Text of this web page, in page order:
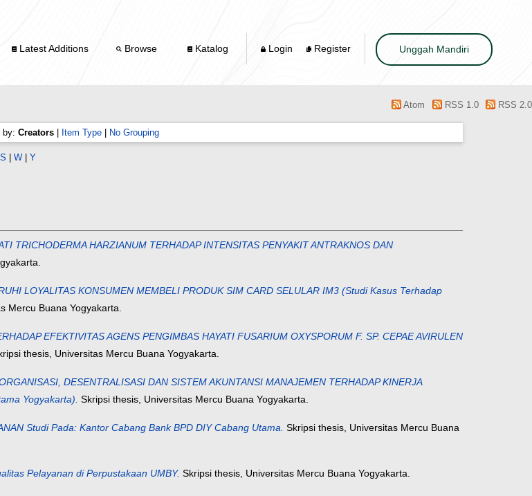
Latest Additions Browse Katalog Login Register Unggah Mandiri
Atom RSS 1.0 RSS 2.0
by: Creators| Item Type| No Grouping
S W Y
TRICHODERMA HARZIANUM TERHADAP INTENSITAS PENYAKIT ANTRAKNOS DAN
LOYALITAS KONSUMEN MEMBELI PRODUK SIM CARD SELULAR IM3 (Studi Kasus Terhadap
Mercu Buana Yogyakarta.
EFEKTIVITAS AGENS PENGIMBAS HAYATI FUSARIUM OXYSPORUM F. SP. CEPAE AVIRULEN
thesis, Universitas Mercu Buana Yogyakarta.
DESENTRALISASI DAN SISTEM AKUNTANSI MANAJEMEN TERHADAP KINERJA
Yogyakarta). Skripsi thesis, Universitas Mercu Buana Yogyakarta.
Studi Pada: Kantor Cabang Bank BPD DIY Cabang Utama. Skripsi thesis, Universitas Mercu Buana
Pelayanan di Perpustakaan UMBY. Skripsi thesis, Universitas Mercu Buana Yogyakarta.